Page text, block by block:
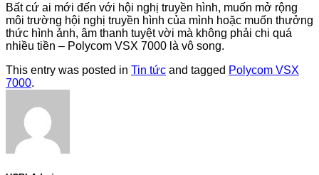
Bất cứ ai mới đến với hội nghị truyền hình, muốn mở rộng
môi trường hội nghị truyền hình của mình hoặc muốn thưởng
thức hình ảnh, âm thanh tuyệt vời mà không phải chi quá
nhiều tiền – Polycom VSX 7000 là vô song.
This entry was posted in Tin tức and tagged Polycom VSX
7000.